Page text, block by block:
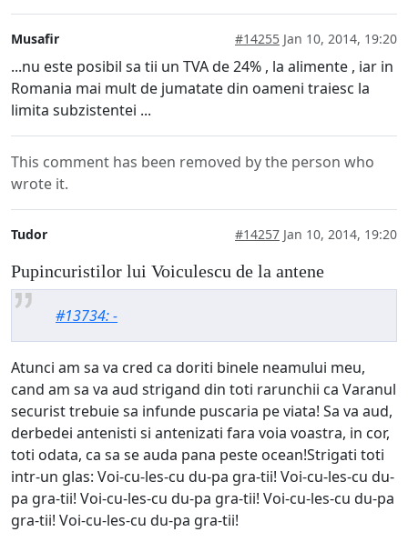
Musafir #14255 Jan 10, 2014, 19:20
...nu este posibil sa tii un TVA de 24% , la alimente , iar in
Romania mai mult de jumatate din oameni traiesc la
limita subzistentei ...
This comment has been removed by the person who
wrote it.
Tudor #14257 Jan 10, 2014, 19:20
Pupincuristilor lui Voiculescu de la antene
#13734: -
Atunci am sa va cred ca doriti binele neamului meu,
cand am sa va aud strigand din toti rarunchii ca Varanul
securist trebuie sa infunde puscaria pe viata! Sa va aud,
derbedei antenisti si antenizati fara voia voastra, in cor,
toti odata, ca sa se auda pana peste ocean!Strigati toti
intr-un glas: Voi-cu-les-cu du-pa gra-tii! Voi-cu-les-cu du-
pa gra-tii! Voi-cu-les-cu du-pa gra-tii! Voi-cu-les-cu du-pa
gra-tii! Voi-cu-les-cu du-pa gra-tii!